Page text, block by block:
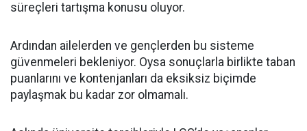
süreçleri tartışma konusu oluyor.
Ardından ailelerden ve gençlerden bu sisteme
güvenmeleri bekleniyor. Oysa sonuçlarla birlikte taban
puanlarını ve kontenjanları da eksiksiz biçimde
paylaşmak bu kadar zor olmamalı.